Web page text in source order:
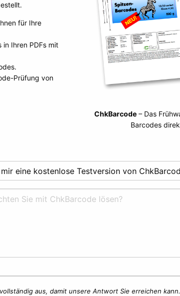
für Ihre
in Ihren PDFs mit
Prüfung von
ChkBarcode – Das
Barcodes
aus, damit unsere Antwort Sie erreichen kann.